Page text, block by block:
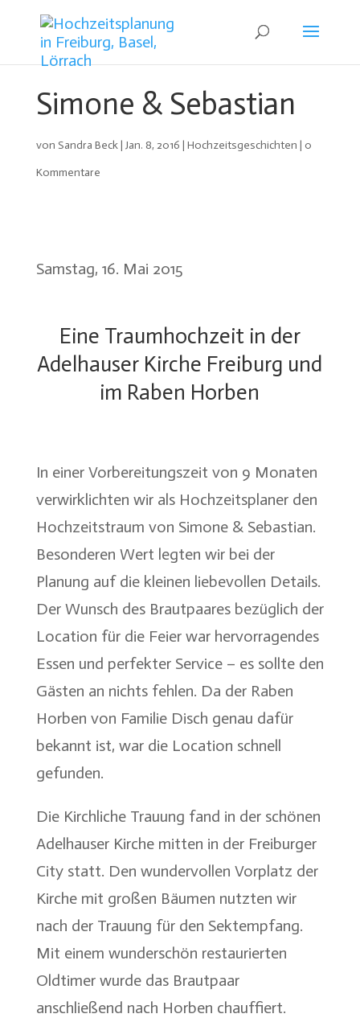
Simone & Sebastian
von Sandra Beck| Jan. 8, 2016 | Hochzeitsgeschichten | 0
Kommentare
Samstag, 16. Mai 2015
Eine Traumhochzeit in der
Adelhauser Kirche Freiburg und
im Raben Horben
In einer Vorbereitungszeit von 9 Monaten
verwirklichten wir als Hochzeitsplaner den
Hochzeitstraum von Simone & Sebastian.
Besonderen Wert legten wir bei der
Planung auf die kleinen liebevollen Details.
Der Wunsch des Brautpaares bezüglich der
Location für die Feier war hervorragendes
Essen und perfekter Service – es sollte den
Gästen an nichts fehlen. Da der Raben
Horben von Familie Disch genau dafür
bekannt ist, war die Location schnell
gefunden.
Die Kirchliche Trauung fand in der schönen
Adelhauser Kirche mitten in der Freiburger
City statt. Den wundervollen Vorplatz der
Kirche mit großen Bäumen nutzten wir
nach der Trauung für den Sektempfang.
Mit einem wunderschön restaurierten
Oldtimer wurde das Brautpaar
anschließend nach Horben chauffiert.